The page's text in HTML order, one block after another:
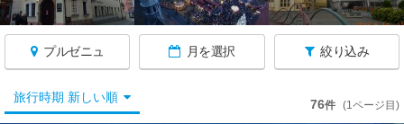
プルゼニュ 月を選択 絞り込み
★
ェ
ス
キ
旅行時期 新しい順 76件 (1ページ目)